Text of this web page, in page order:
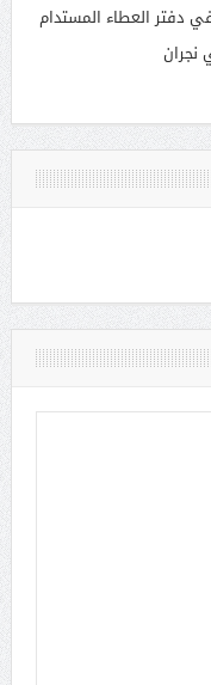
دفتر العطاء المستدام
نجران